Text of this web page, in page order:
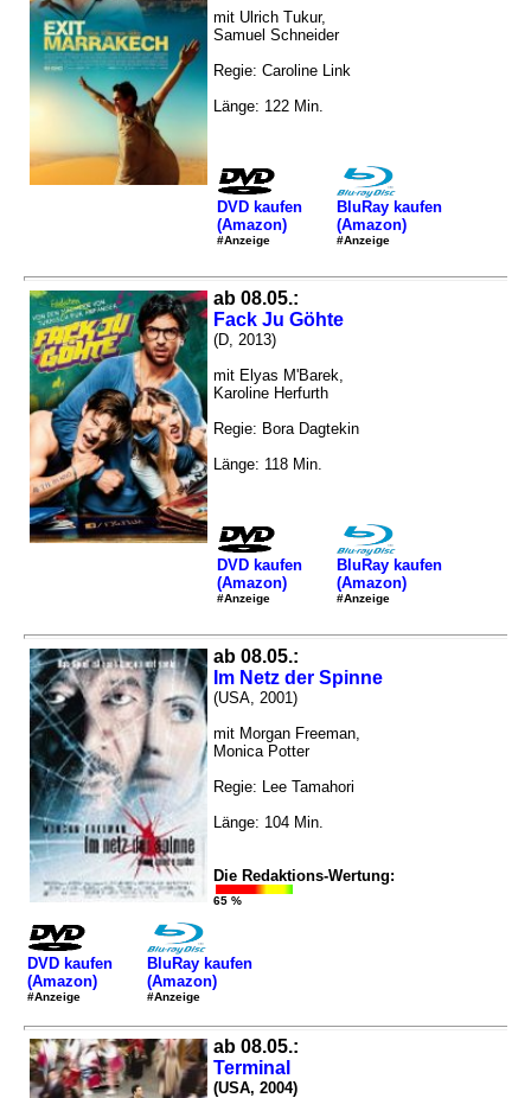
mit Ulrich Tukur,
Samuel Schneider
Regie: Caroline Link
Länge: 122 Min.
DVD kaufen
(Amazon)
#Anzeige
BluRay kaufen
(Amazon)
#Anzeige
ab 08.05.:
Fack Ju Göhte
(D, 2013)
mit Elyas M'Barek,
Karoline Herfurth
Regie: Bora Dagtekin
Länge: 118 Min.
DVD kaufen
(Amazon)
#Anzeige
BluRay kaufen
(Amazon)
#Anzeige
ab 08.05.:
Im Netz der Spinne
(USA, 2001)
mit Morgan Freeman,
Monica Potter
Regie: Lee Tamahori
Länge: 104 Min.
Die Redaktions-Wertung:
65 %
DVD kaufen
(Amazon)
#Anzeige
BluRay kaufen
(Amazon)
#Anzeige
ab 08.05.:
Terminal
(USA, 2004)